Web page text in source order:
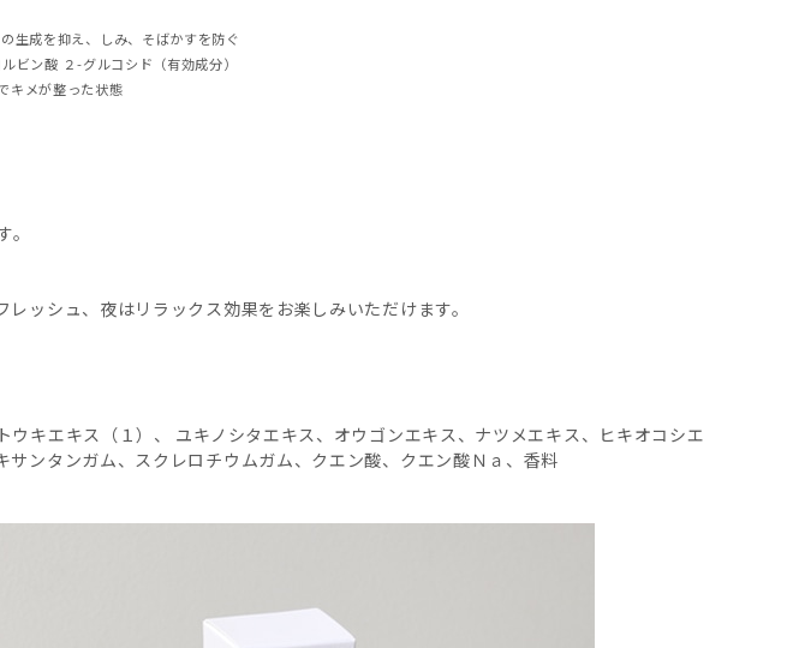
生成を抑え、しみ、そばかすを防ぐ
ルビン酸 ２-グルコシド（有効成分）
キメが整った状態
ッシュ、夜はリラックス効果をお楽しみいただけます。
キエキス（１）、 ユキノシタエキス、オウゴンエキス、ナツメエキス、ヒキオコシエ
ンタンガム、スクレロチウムガム、クエン酸、クエン酸Ｎａ、香料